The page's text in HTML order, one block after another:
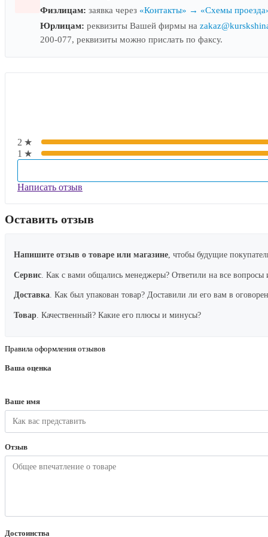
Физлицам: заявка через «Контакты» → «Схемы
Юрлицам: реквизиты Вашей фирмы на
200-077, реквизиты можно прислать по факсу.
2★
1★
Написать отзыв
Оставить отзыв
Напишите отзыв о товаре или магазине, чтобы будущие
Сервис . Как с вами общались менеджеры? Ответили на все вопросы
Доставка. Как был упакован товар? Доставили ли его вам в
Товар . Качественный? Какие его плюсы и минусы?
Правила оформления отзывов
Ваша оценка
Ваше имя
Отзыв
Достоинства